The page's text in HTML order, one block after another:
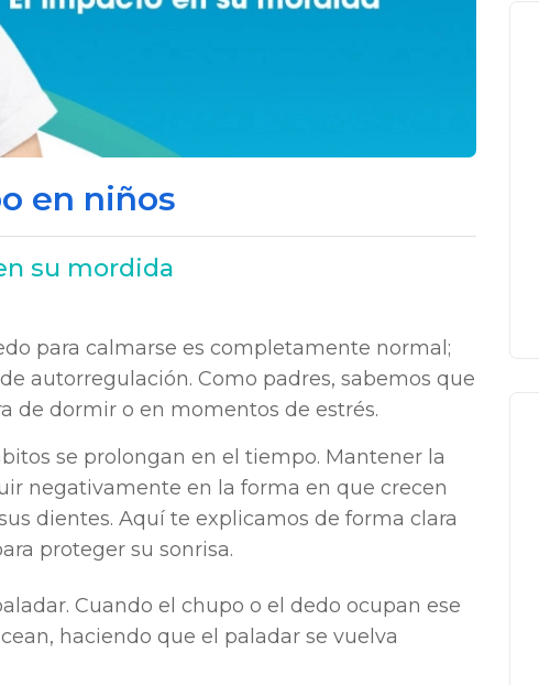
en niños
su mordida
para calmarse es completamente normal;
autorregulación. Como padres, sabemos que
de dormir o en momentos de estrés.
se prolongan en el tiempo. Mantener la
negativamente en la forma en que crecen
dientes. Aquí te explicamos de forma clara
proteger su sonrisa.
Cuando el chupo o el dedo ocupan ese
haciendo que el paladar se vuelva